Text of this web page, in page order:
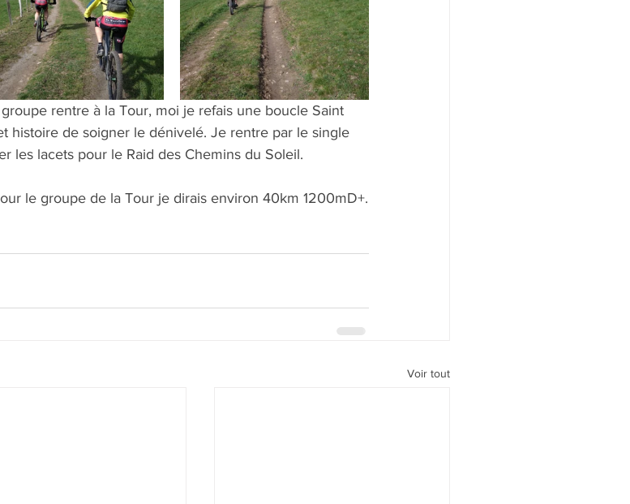
rentre à la Tour, moi je refais une boucle Saint
histoire de soigner le dénivelé. Je rentre par le single
les lacets pour le Raid des Chemins du Soleil.
le groupe de la Tour je dirais environ 40km 1200mD+.
Voir tout